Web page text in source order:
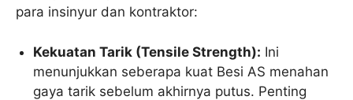
para insinyur dan kontraktor:
Kekuatan Tarik (Tensile Strength): Ini
menunjukkan seberapa kuat Besi AS menahan
gaya tarik sebelum akhirnya putus. Penting